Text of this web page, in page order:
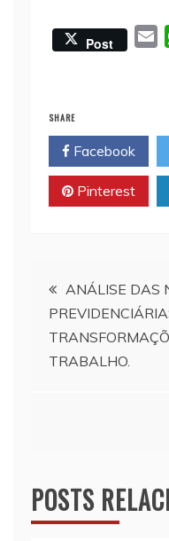
Post
SHARE
Facebook
Pinterest
Navegação
de
Post
ANÁLISE DAS
TRABALHO.
POSTS